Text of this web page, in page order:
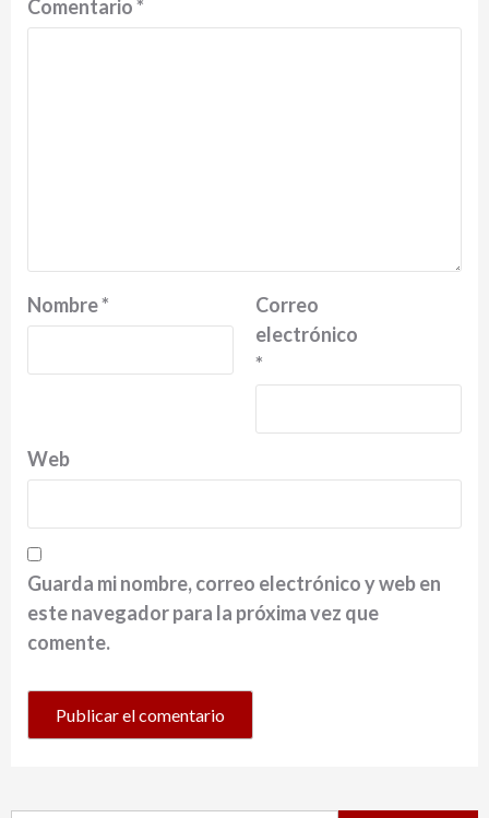
Comentario*
Nombre*
Correo
electrónico
*
Web
Guarda mi nombre, correo electrónico y web en
este navegador para la próxima vez que
comente.